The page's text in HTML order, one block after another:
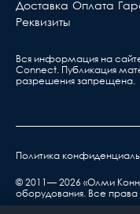
Доставка Оплата
Реквизиты
Вся информация на
Сonnect. Публикация
разрешения запрещена.
Политика
© 2011— 2026 «Олми
оборудования. Все